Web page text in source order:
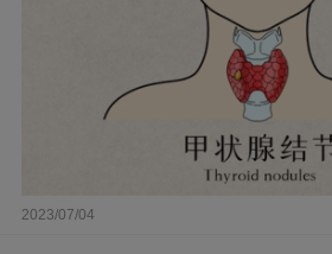
2023/07/04